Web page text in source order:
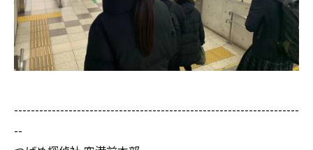
--------------------------------------------------------------------
--